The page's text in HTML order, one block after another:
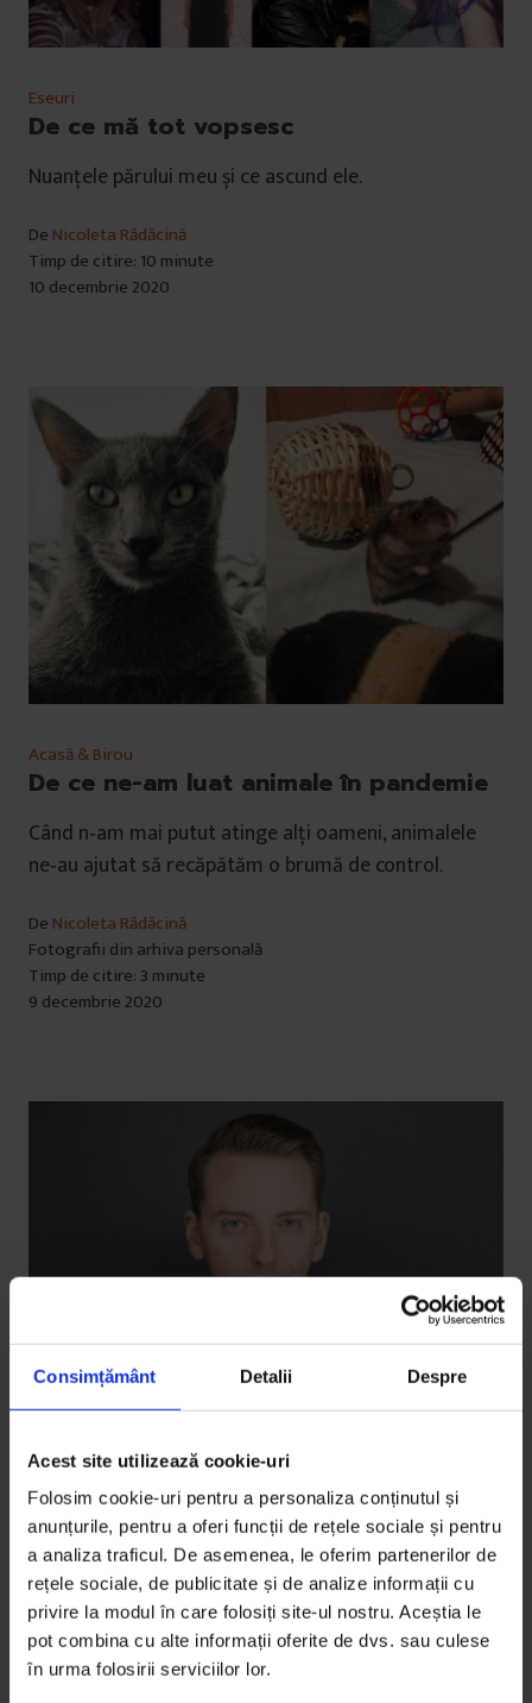
Consimțământ Detalii Despre
Acest site utilizează cookie-uri
Folosim cookie-uri pentru a personaliza conținutul și
anunțurile, pentru a oferi funcții de rețele sociale și pentru
a analiza traficul. De asemenea, le oferim partenerilor de
rețele sociale, de publicitate și de analize informații cu
privire la modul în care folosiți site-ul nostru. Aceștia le
pot combina cu alte informații oferite de dvs. sau culese
în urma folosirii serviciilor lor.
Eseuri
De ce mă tot vopsesc
Nuanțele părului meu și ce ascund ele.
De Nicoleta Rădăcină
Timp de citire: 10 minute
10 decembrie 2020
Acasă & Birou
De ce ne-am luat animale în pandemie
Când n‐am mai putut atinge alți oameni, animalele
ne‐au ajutat să recăpătăm o brumă de control.
De Nicoleta Rădăcină
Fotografii din arhiva personală
Timp de citire: 3 minute
9 decembrie 2020
Interviuri,Poveștile vindecă
Paul Olteanu: Poveștile la care ne
expunem ne definesc realitatea. Ce nu
ne e familiar e amenințător
Cum facem față incertitudinilor, cum avem grijă de
creierul nostru și cum preluăm controlul asupra
poveștilor pe care ni le spunem.